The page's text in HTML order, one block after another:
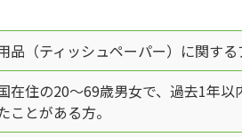
品（ティッシュペーパー）に関す
在住の20～69歳男女で、過去1年
ことがある方。